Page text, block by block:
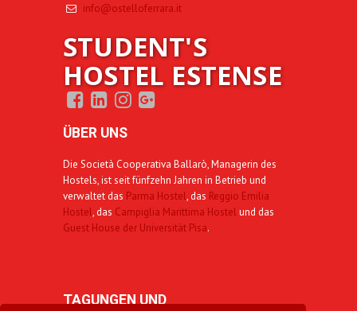
info@ostelloferrara.it
STUDENT'S
HOSTEL ESTENSE
ÜBER UNS
Die Società Cooperativa Ballarò, Managerin des
Hostels, ist seit fünfzehn Jahren in Betrieb und
verwaltet das Parma Hostel, das Reggio Emilia
Hostel, das Campiglia Marittima Hostel und das
Guest House der Universität Pisa.
TAGUNGEN UND